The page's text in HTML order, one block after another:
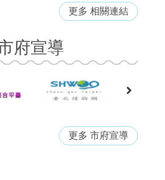
更多 市府宣導
滿意度調查